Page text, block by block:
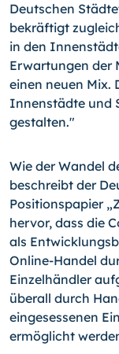
Deutschen
bekräftigt
in den
Erwartungen der
einen neuen Mix.
Innenstädte und
gestalten."
Wie der Wandel
beschreibt der
Positionspapier
hervor, dass die
als
Online-Handel
Einzelhändler
überall durch
eingesessenen
ermöglicht